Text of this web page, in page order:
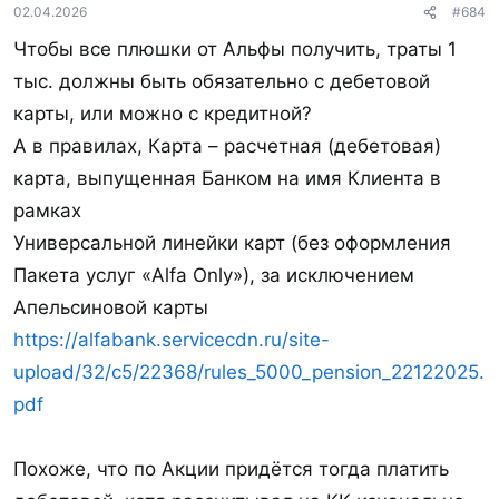
Нужно оформить карту Мир Пенсионная (если
нет), получить первое зачисление пенсии от
5000 ₽+ сделать покупку. Участвовать можно
раз в год. Гео ограничено (сверяемся с
правилами).
Условия акцииот 06.07.26
3000 ₽ от ПСБза 3 месяца пенсии от 18
:
02.04.2026 #684
Чтобы все плюшки от Альфы получить, траты 1
тыс. должны быть обязательно с дебетовой
карты, или можно с кредитной?
А в правилах, Карта – расчетная (дебетовая)
карта, выпущенная Банком на имя Клиента в
рамках
Универсальной линейки карт (без оформления
Пакета услуг «Alfa Only»), за исключением
Апельсиновой карты
https://alfabank.servicecdn.ru/site-
upload/32/c5/22368/rules_5000_pension_22122025.
pdf
Похоже, что по Акции придётся тогда платить